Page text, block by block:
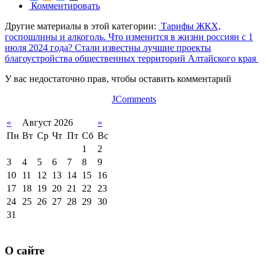
Комментировать
Другие материалы в этой категории: Тарифы ЖКХ,
госпошлины и алкоголь. Что изменится в жизни россиян с 1
июля 2024 года? Стали известны лучшие проекты
благоустройства общественных территорий Алтайского края
У вас недостаточно прав, чтобы оставить комментарий
JComments
« Август 2026
»
Пн Вт Ср Чт Пт Сб Вс
1
2
3
4 5 6 7 8
9
10
11 12 13 14 15
16
17
18 19 20 21 22
23
24
25 26 27 28 29 30
31
О сайте